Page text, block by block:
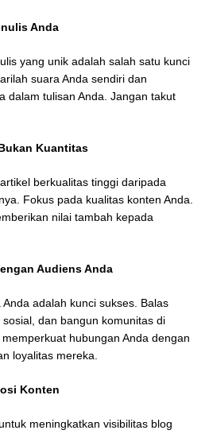
Anda
yang unik adalah salah satu kunci
suara Anda sendiri dan
dalam tulisan Anda. Jangan takut
Kuantitas
berkualitas tinggi daripada
Fokus pada kualitas konten Anda.
nilai tambah kepada
Audiens Anda
adalah kunci sukses. Balas
dan bangun komunitas di
hubungan Anda dengan
loyalitas mereka.
Konten
meningkatkan visibilitas blog